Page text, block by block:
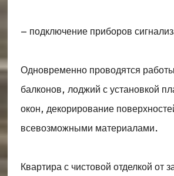
– подключение приборов
Одновременно проводятся
балконов, лоджий с установкой
окон, декорирование
всевозможными материалами.
Квартира с чистовой отделкой от